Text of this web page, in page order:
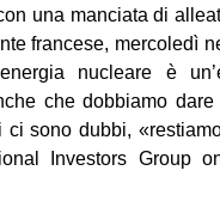
una manciata di
francese, mercoledì
nucleare è
che dobbiamo
sono dubbi,
Investors Group